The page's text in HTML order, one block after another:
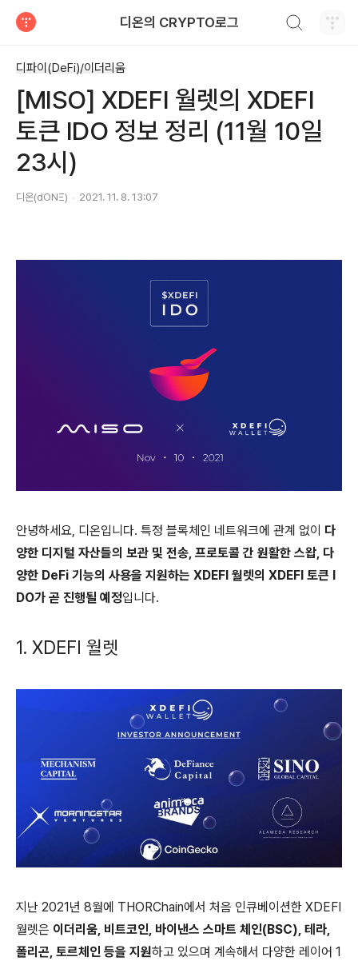
디온의 CRYPTO로그
디파이(DeFi)/이더리움
[MISO] XDEFI 월렛의 XDEFI
토큰 IDO 정보 정리 (11월 10일
23시)
디온(dONΞ) 2021. 11. 8. 13:07
안녕하세요, 디온입니다. 특정 블록체인 네트워크에 관계 없이 다
양한 디지털 자산들의 보관 및 전송, 프로토콜 간 원활한 스왑, 다
양한 DeFi 기능의 사용을 지원하는 XDEFI 월렛의 XDEFI 토큰 I
DO가 곧 진행될 예정입니다.
1. XDEFI 월렛
지난 2021년 8월에 THORChain에서 처음 인큐베이션한 XDEFI
월렛은 이더리움, 비트코인, 바이낸스 스마트 체인(BSC), 테라,
폴리곤, 토르체인 등을 지원하고 있으며 계속해서 다양한 레이어 1